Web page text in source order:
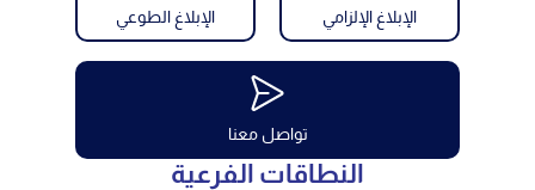
الإبلاغ الإلزامي الإبلاغ الطوعي
تواصل معنا
النطاقات الفرعية